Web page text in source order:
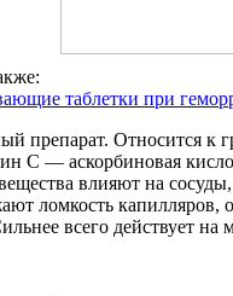
таблетки при
препарат. Относится к
С — аскорбиновая
влияют на
ломкость капилляров,
всего действует на